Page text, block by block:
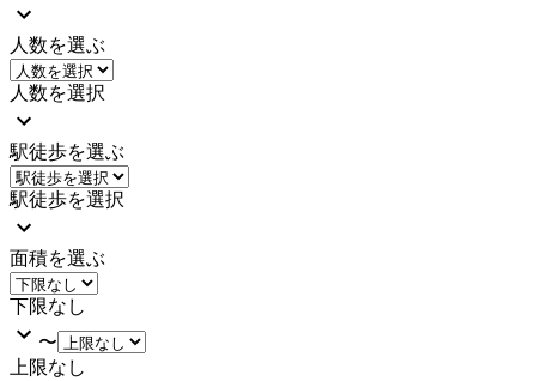
人数を選ぶ
人数を選択
駅徒歩を選ぶ
駅徒歩を選択
面積を選ぶ
下限なし
〜
上限なし